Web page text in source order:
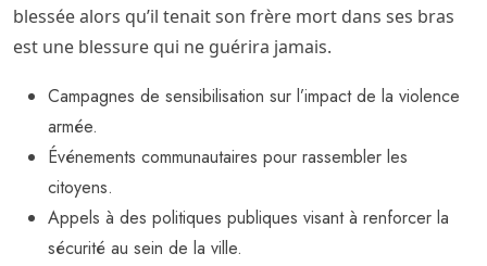
blessée alors qu’il tenait son frère mort dans ses bras
est une blessure qui ne guérira jamais.
Campagnes de sensibilisation sur l’impact de la violence
armée.
Événements communautaires pour rassembler les
citoyens.
Appels à des politiques publiques visant à renforcer la
sécurité au sein de la ville.